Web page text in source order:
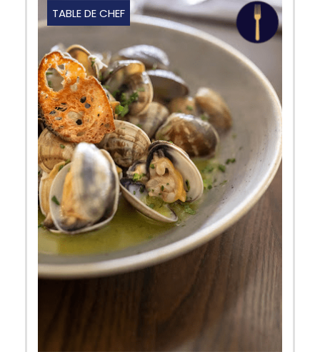
TABLE DE CHEF